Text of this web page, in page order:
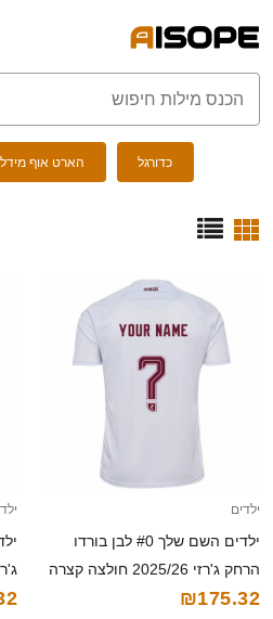
כדורגל הארט אוף
ילדים
ילדים השם שלך #0 לבן בורדו
הרחק ג'רזי 2025/26 חולצה קצרה
₪175.32
ג'רזי